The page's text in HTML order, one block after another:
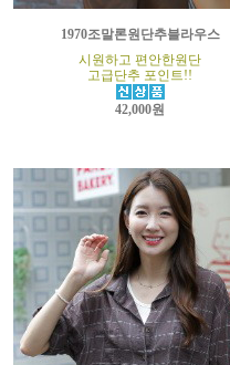
1970조말론원단추블라우스
시원하고 편안한원단
고급단추 포인트!!
42,000원